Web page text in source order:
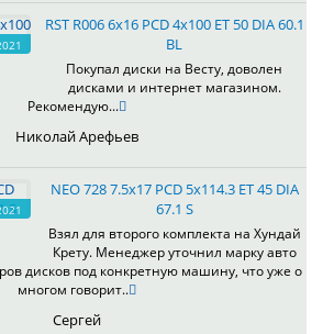
RST R006 6x16 PCD 4x100 ET 50 DIA 60.1
BL
Покупал диски на Весту, доволен
дисками и интернет магазином.
Рекомендую...
Николай Арефьев
NEO 728 7.5x17 PCD 5x114.3 ET 45 DIA
67.1 S
Взял для второго комплекта на Хундай
Крету. Менеджер уточнил марку авто
дисков под конкретную машину, что уже о
многом говорит..
Сергей